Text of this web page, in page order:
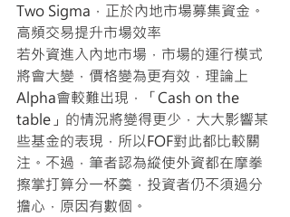
Two Sigma，正於內地市場募集資金。
高頻交易提升市場效率
若外資進入內地市場，市場的運行模式
將會大變，價格變為更有效，理論上
Alpha會較難出現，「Cash on the
table」的情況將變得更少，大大影響某
些基金的表現，所以FOF對此都比較關
注。不過，筆者認為縱使外資都在摩拳
擦掌打算分一杯羹，投資者仍不須過分
擔心，原因有數個。